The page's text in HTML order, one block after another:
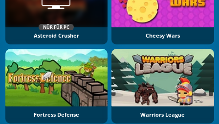
NÜR FÜR PC
Asteroid Crusher Cheesy Wars
Fortress Defense Warriors League